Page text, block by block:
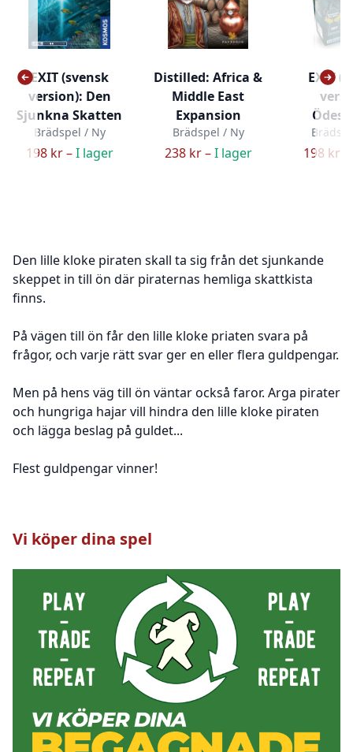
EXIT (svensk
version): Den
Sjunkna Skatten
Brädspel / Ny
198 kr –I lager
Distilled: Africa &
Middle East
Expansion
Brädspel / Ny
238 kr –I lager
EXIT
198 kr –
Den lille kloke piraten skall ta sig från det sjunkande
skeppet in till ön där piraternas hemliga skattkista
finns.
På vägen till ön får den lille kloke priaten svara på
frågor, och varje rätt svar ger en eller flera guldpengar.
Men på hens väg till ön väntar också faror. Arga pirater
och hungriga hajar vill hindra den lille kloke piraten
och lägga beslag på guldet...
Flest guldpengar vinner!
Vi köper dina spel